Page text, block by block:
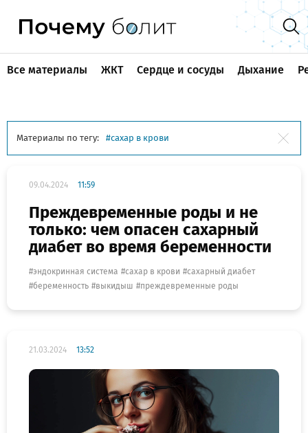
Все материалы ЖКТ Сердце и сосуды Дыхание
Материалы по тегу: сахар в крови
09.04.2024 11:59
Преждевременные роды и не
только: чем опасен сахарный
диабет во время беременности
эндокринная система сахар в крови
сахарный диабет
беременность
выкидыш преждевременные роды
21.03.2024 13:52